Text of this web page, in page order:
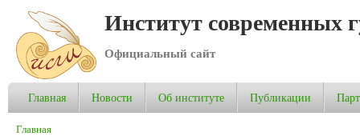
Институт современных
Официальный сайт
Главная Новости Об институте Публикации
Вы здесь
Главная